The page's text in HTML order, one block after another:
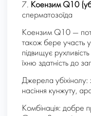
7. Коензим Q10
сперматозоїда
Коензим Q10 —
також бере участь у
підвищує
їхню здатність до
Джерела
насіння кунжуту,
Комбінація: добре